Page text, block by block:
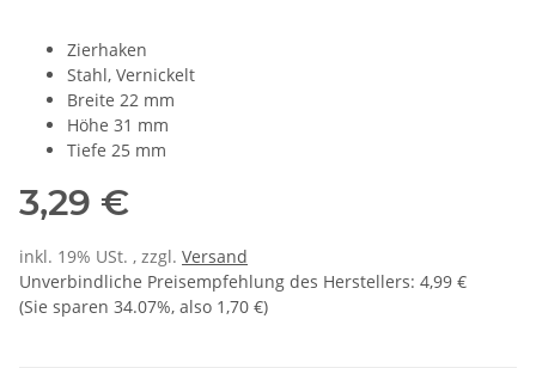
Zierhaken
Stahl, Vernickelt
Breite 22 mm
Höhe 31 mm
Tiefe 25 mm
3,29 €
inkl. 19% USt. , zzgl. Versand
Unverbindliche Preisempfehlung des Herstellers: 4,99 €
(Sie sparen 34.07%, also 1,70 €)